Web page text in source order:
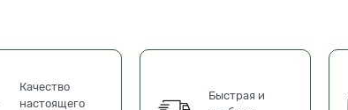
Качество
настоящего
Быстрая и